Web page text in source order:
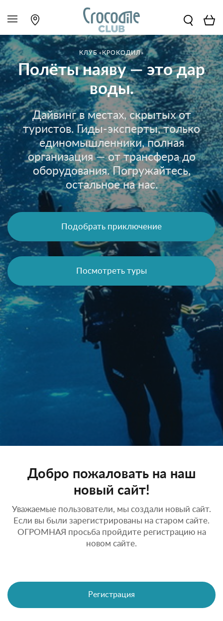
КЛУБ «КРОКОДИЛ»
Полёты наяву — это дар
воды.
Дайвинг в местах, скрытых от
туристов. Гиды-эксперты, только
единомышленники, полная
организация — от трансфера до
оборудования. Погружайтесь,
остальное на нас.
Подобрать приключение
Посмотреть туры
Добро пожаловать на наш
новый сайт!
Уважаемые пользователи, мы создали новый сайт.
Если вы были зарегистрированы на старом сайте.
ОГРОМНАЯ просьба пройдите регистрацию на
новом сайте.
Регистрация